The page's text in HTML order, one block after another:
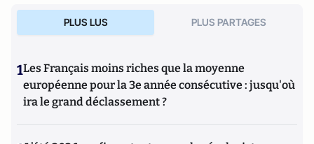
PLUS LUS PLUS PARTAGES
1Les Français moins riches que la moyenne
européenne pour la 3e année consécutive : jusqu'où
ira le grand déclassement ?